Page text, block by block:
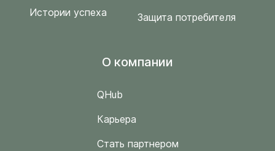
Истории успеха
Защита потребителя
O компании
QHub
Карьера
Стать партнером